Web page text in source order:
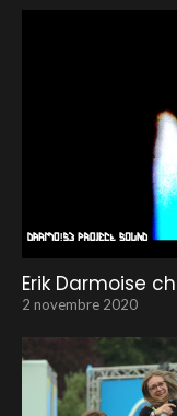
Erik Darmoise
2 novembre 2020